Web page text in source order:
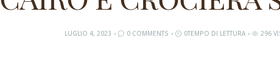
LUGLIO 4, 2023 0 COMMENTS 0TEMPO DI LETTURA 296